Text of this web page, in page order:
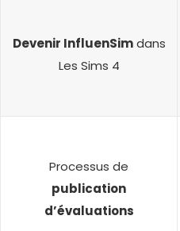
Devenir InfluenSimdans
Les Sims 4
Processus de
publication
d’évaluations